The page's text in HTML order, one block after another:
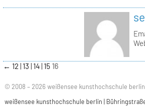
← 12 13 14 15 16
© 2008 – 2026 weißensee kunsthochschule berlin
weißensee kunsthochschule berlin |